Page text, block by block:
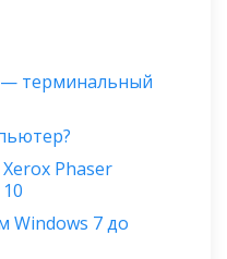
— терминальный
Phaser
Windows 7 до